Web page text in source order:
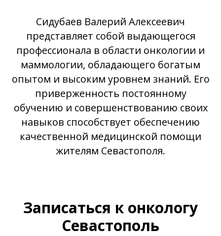
Сидубаев Валерий Алексеевич
представляет собой выдающегося
профессионала в области онкологии и
маммологии, обладающего богатым
опытом и высоким уровнем знаний. Его
приверженность постоянному
обучению и совершенствованию своих
навыков способствует обеспечению
качественной медицинской помощи
жителям Севастополя.
Записаться к онкологу
Севастополь